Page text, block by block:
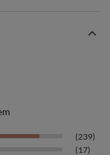
(239)
(17)